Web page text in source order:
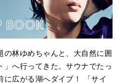
の林ゆめちゃんと、大自然に囲
」へ行ってきた。サウナでたっ
に広がる湖へダイブ！ 「サイ